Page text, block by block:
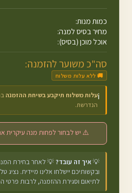
כמות מנות:
מחיר בסיס למנה:
אוכל מוכן (בסיס):
סה"כ משוער להזמנה:
🚚 ללא עלות משלוח
ℹ️עלות משלוח תיקבע בשיחת ההזמנה
הנדרשת.
⚠️ יש לבחור לפחות מנה עיקרית
💡איך זה עובד? 💡 לאחר בחירת
ובקשותיכם יישלחו אלינו מיידית. נציג
לתיאום וסגירת ההזמנה, לרבות פרטי